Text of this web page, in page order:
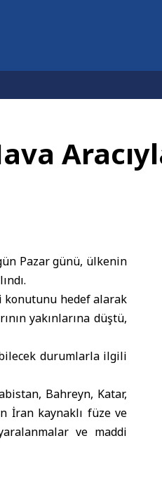
Pazar günü, ülkenin
konutunu hedef alarak
yakınlarına düştü,
durumlarla ilgili
Bahreyn, Katar,
İran kaynaklı füze ve
ve maddi